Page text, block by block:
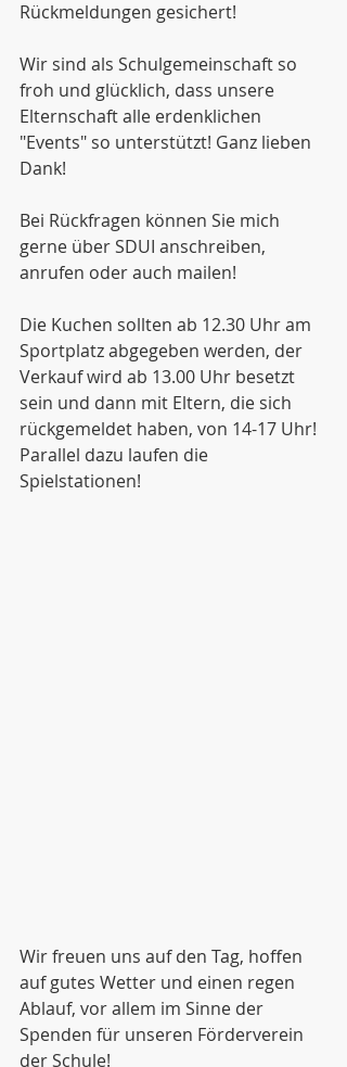
Rückmeldungen gesichert!
Wir sind als Schulgemeinschaft so
froh und glücklich, dass unsere
Elternschaft alle erdenklichen
"Events" so unterstützt! Ganz lieben
Dank!
Bei Rückfragen können Sie mich
gerne über SDUI anschreiben,
anrufen oder auch mailen!
Die Kuchen sollten ab 12.30 Uhr am
Sportplatz abgegeben werden, der
Verkauf wird ab 13.00 Uhr besetzt
sein und dann mit Eltern, die sich
rückgemeldet haben, von 14-17 Uhr!
Parallel dazu laufen die
Spielstationen!
Wir freuen uns auf den Tag, hoffen
auf gutes Wetter und einen regen
Ablauf, vor allem im Sinne der
Spenden für unseren Förderverein
der Schule!